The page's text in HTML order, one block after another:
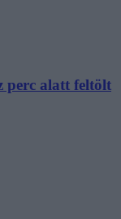
perc alatt feltölt